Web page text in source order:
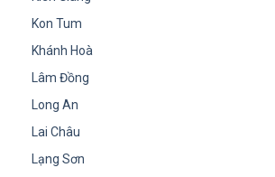
Kon Tum
Khánh Hoà
Lâm Đồng
Long An
Lai Châu
Lạng Sơn